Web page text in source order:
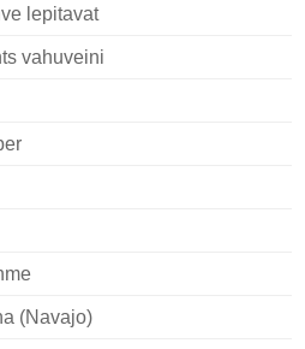
lepitavat
vahuveini
(Navajo)